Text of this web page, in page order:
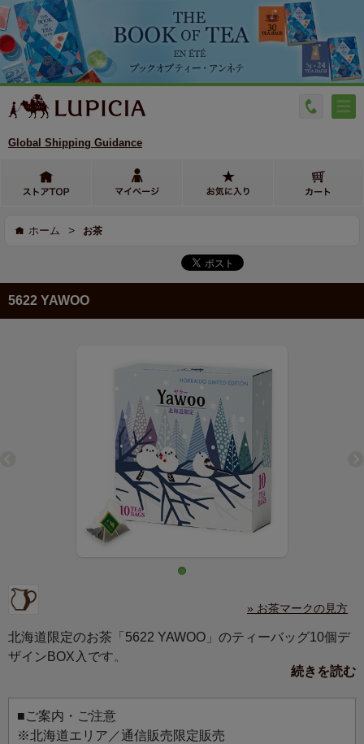
Global Shipping Guidance
ホーム > お茶
5622 YAWOO
» お茶マークの見方
北海道限定のお茶「5622 YAWOO」のティーバッグ10個デ
ザインBOX入です。
北の大地の四季折々の風景を、北海道に生息する動物と共
に描きました。
雪の妖精、シマエナガ。冬の寒さの中でも、羽を膨らませ
て元気におしゃべりしています。
続きを読む
■ご案内・ご注意
※北海道エリア／通信販売限定販売